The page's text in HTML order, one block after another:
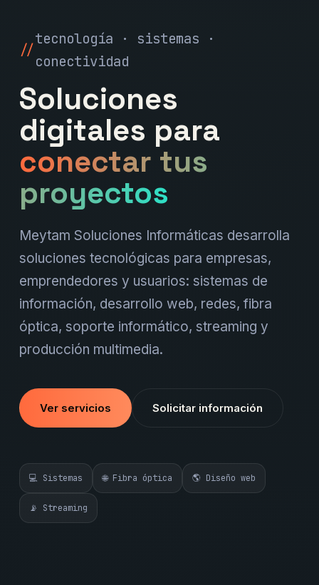
tecnología · sistemas ·
conectividad
Soluciones
digitales para
conectar tus
proyectos
Meytam Soluciones Informáticas desarrolla
soluciones tecnológicas para empresas,
emprendedores y usuarios: sistemas de
información, desarrollo web, redes, fibra
óptica, soporte informático, streaming y
producción multimedia.
Ver servicios Solicitar información
💻 Sistemas 🌐 Fibra óptica 🌎 Diseño web
📡 Streaming